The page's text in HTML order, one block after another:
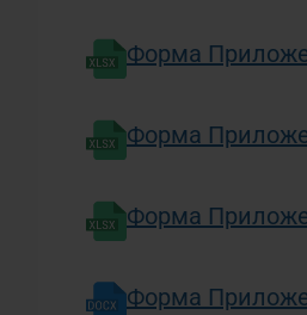
Форма
Форма
Форма
Форма